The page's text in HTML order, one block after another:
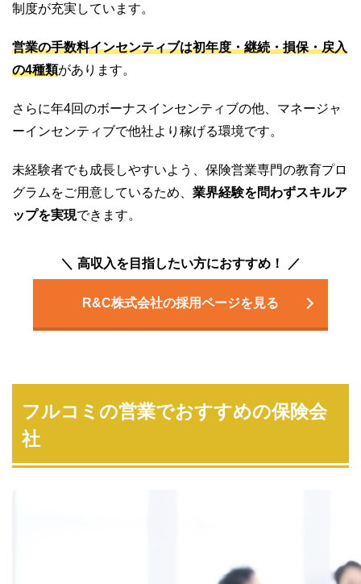
制度が充実しています。
営業の手数料インセンティブは初年度・継続・損保・戻入
の4種類があります。
さらに年4回のボーナスインセンティブの他、マネージャ
ーインセンティブで他社より稼げる環境です。
未経験者でも成長しやすいよう、保険営業専門の教育プロ
グラムをご用意しているため、 業界経験を問わずスキルア
ップを実現できます。
高収入を目指したい方におすすめ！
R&C株式会社の採用ページを見る
フルコミの営業でおすすめの保険会
社